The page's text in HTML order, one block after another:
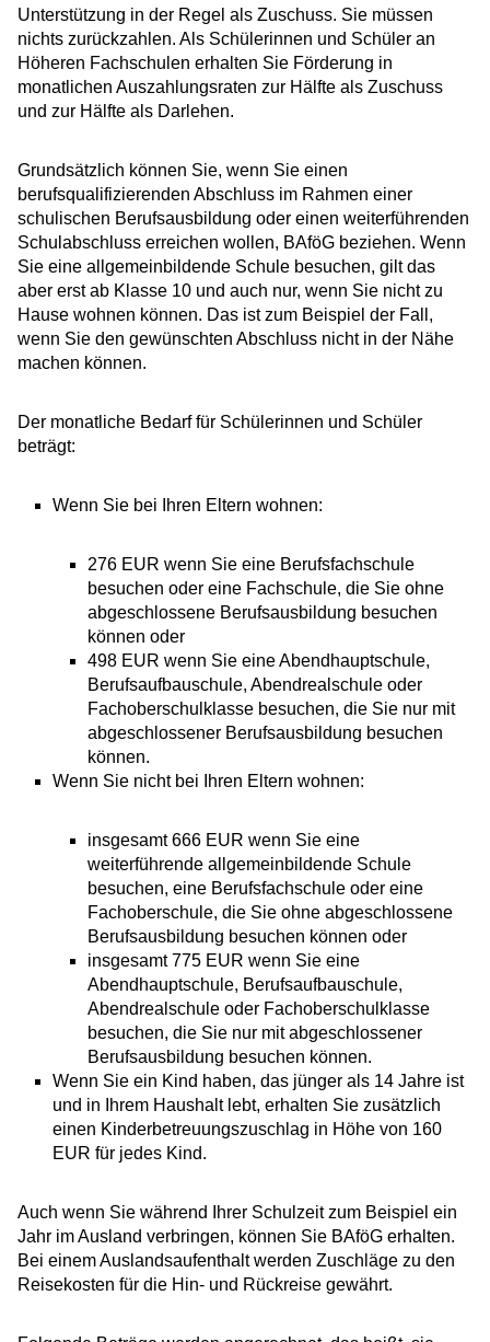
Unterstützung in der Regel als Zuschuss. Sie müssen
nichts zurückzahlen. Als Schülerinnen und Schüler an
Höheren Fachschulen erhalten Sie Förderung in
monatlichen Auszahlungsraten zur Hälfte als Zuschuss
und zur Hälfte als Darlehen.
Grundsätzlich können Sie, wenn Sie einen
berufsqualifizierenden Abschluss im Rahmen einer
schulischen Berufsausbildung oder einen weiterführenden
Schulabschluss erreichen wollen, BAföG beziehen. Wenn
Sie eine allgemeinbildende Schule besuchen, gilt das
aber erst ab Klasse 10 und auch nur, wenn Sie nicht zu
Hause wohnen können. Das ist zum Beispiel der Fall,
wenn Sie den gewünschten Abschluss nicht in der Nähe
machen können.
Der monatliche Bedarf für Schülerinnen und Schüler
beträgt:
Wenn Sie bei Ihren Eltern wohnen:
276 EUR wenn Sie eine Berufsfachschule
besuchen oder eine Fachschule, die Sie ohne
abgeschlossene Berufsausbildung besuchen
können oder
498 EUR wenn Sie eine Abendhauptschule,
Berufsaufbauschule, Abendrealschule oder
Fachoberschulklasse besuchen, die Sie nur mit
abgeschlossener Berufsausbildung besuchen
können.
Wenn Sie nicht bei Ihren Eltern wohnen:
insgesamt 666 EUR wenn Sie eine
weiterführende allgemeinbildende Schule
besuchen, eine Berufsfachschule oder eine
Fachoberschule, die Sie ohne abgeschlossene
Berufsausbildung besuchen können oder
insgesamt 775 EUR wenn Sie eine
Abendhauptschule, Berufsaufbauschule,
Abendrealschule oder Fachoberschulklasse
besuchen, die Sie nur mit abgeschlossener
Berufsausbildung besuchen können.
Wenn Sie ein Kind haben, das jünger als 14 Jahre ist
und in Ihrem Haushalt lebt, erhalten Sie zusätzlich
einen Kinderbetreuungszuschlag in Höhe von 160
EUR für jedes Kind.
Auch wenn Sie während Ihrer Schulzeit zum Beispiel ein
Jahr im Ausland verbringen, können Sie BAföG erhalten.
Bei einem Auslandsaufenthalt werden Zuschläge zu den
Reisekosten für die Hin- und Rückreise gewährt.